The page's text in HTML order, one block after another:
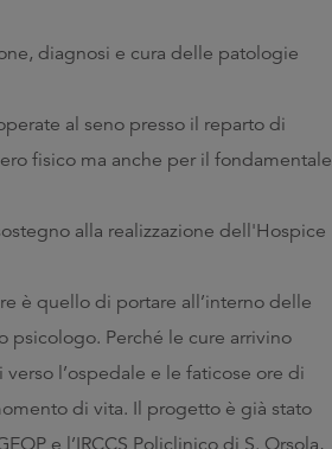
diagnosi e cura delle patologie
al seno presso il reparto di
fisico ma anche per il fondamentale
alla realizzazione dell'Hospice
è quello di portare all’interno delle
psicologo. Perché le cure arrivino
l’ospedale e le faticose ore di
di vita. Il progetto è già stato
e l’IRCCS Policlinico di S. Orsola,